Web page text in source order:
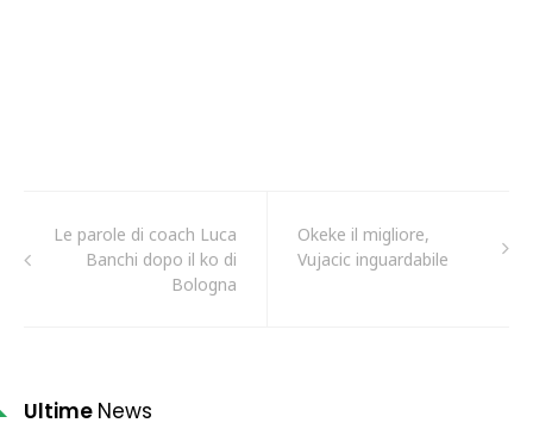
Le parole di coach Luca
Banchi dopo il ko di
Bologna
Okeke il migliore,
Vujacic inguardabile
Ultime News